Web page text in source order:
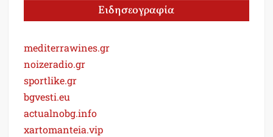
Ειδησεογραφία
mediterrawines.gr
noizeradio.gr
sportlike.gr
bgvesti.eu
actualnobg.info
xartomanteia.vip